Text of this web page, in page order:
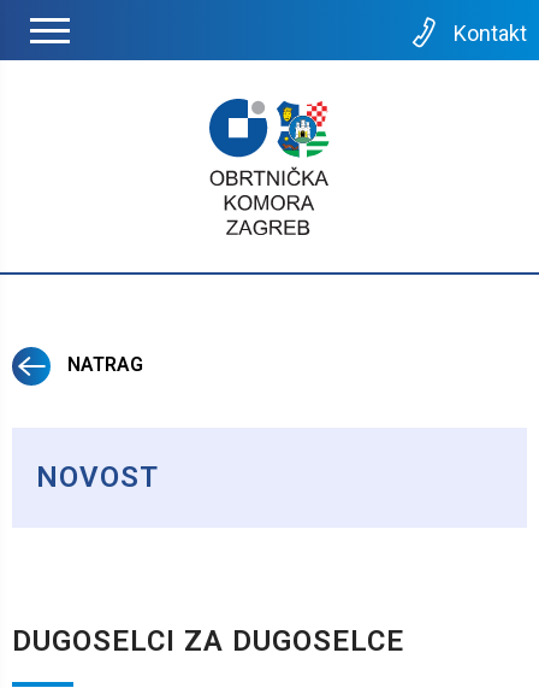
Kontakt
NATRAG
NOVOST
DUGOSELCI ZA DUGOSELCE